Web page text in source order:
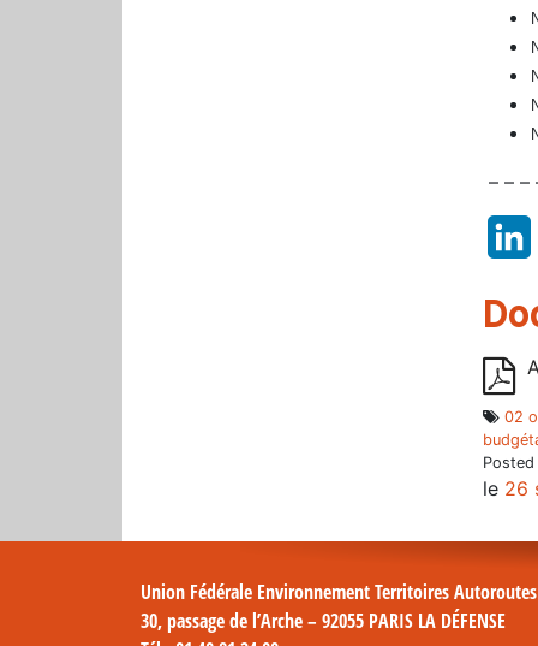
– – –
02
Posted
le 26
Union Fédérale Environnement Territoires
30, passage de l’Arche – 92055 PARIS LA DÉFENSE